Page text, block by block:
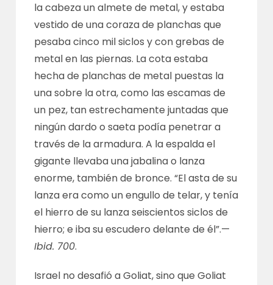
la cabeza un almete de metal, y estaba
vestido de una coraza de planchas que
pesaba cinco mil siclos y con grebas de
metal en las piernas. La cota estaba
hecha de planchas de metal puestas la
una sobre la otra, como las escamas de
un pez, tan estrechamente juntadas que
ningún dardo o saeta podía penetrar a
través de la armadura. A la espalda el
gigante llevaba una jabalina o lanza
enorme, también de bronce. “El asta de su
lanza era como un engullo de telar, y tenía
el hierro de su lanza seiscientos siclos de
hierro; e iba su escudero delante de él”.—
Ibid. 700.
Israel no desafió a Goliat, sino que Goliat